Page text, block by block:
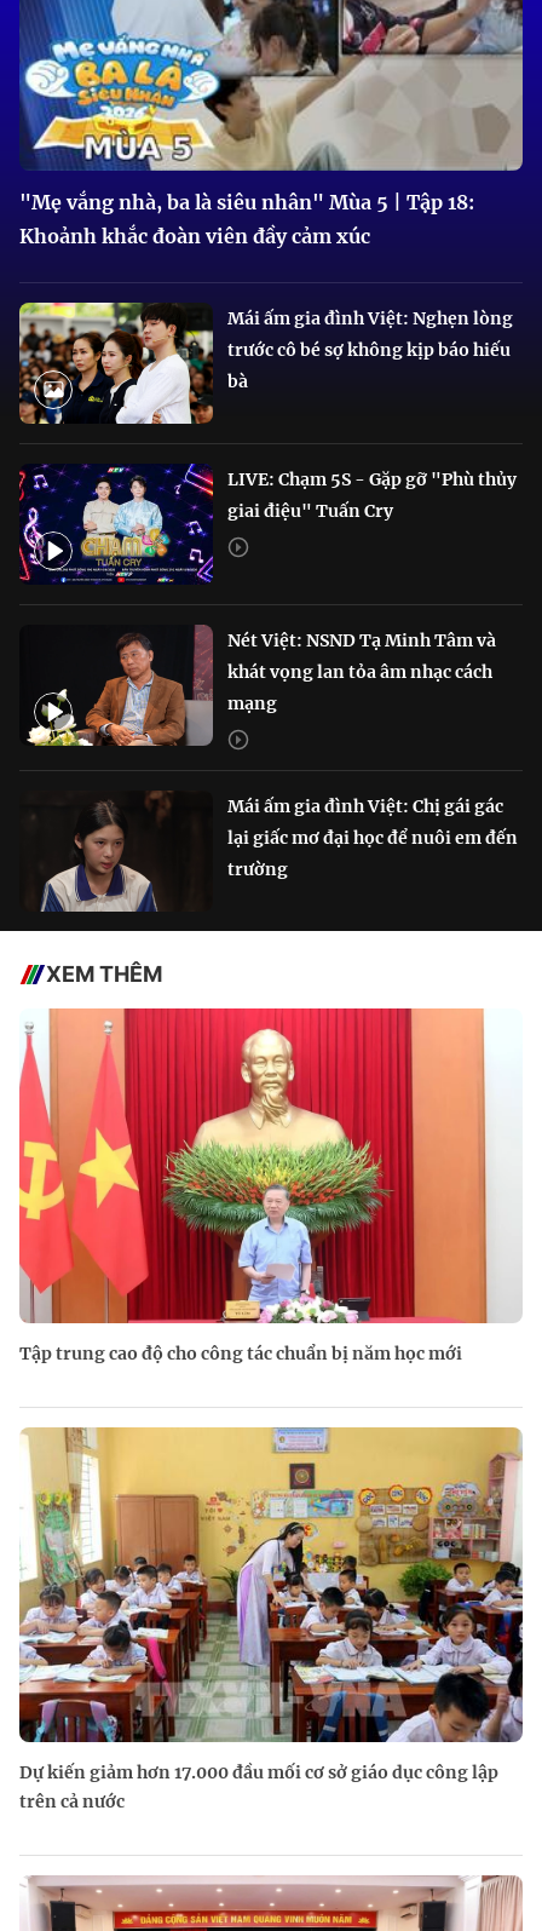
"Mẹ vắng nhà, ba là siêu nhân" Mùa 5 | Tập 18:
Khoảnh khắc đoàn viên đầy cảm xúc
Mái ấm gia đình Việt: Nghẹn lòng
trước cô bé sợ không kịp báo hiếu
bà
LIVE: Chạm 5S - Gặp gỡ "Phù thủy
giai điệu" Tuấn Cry
Nét Việt: NSND Tạ Minh Tâm và
khát vọng lan tỏa âm nhạc cách
mạng
Mái ấm gia đình Việt: Chị gái gác
lại giấc mơ đại học để nuôi em đến
trường
XEM THÊM
Tập trung cao độ cho công tác chuẩn bị năm học mới
Dự kiến giảm hơn 17.000 đầu mối cơ sở giáo dục công lập
trên cả nước